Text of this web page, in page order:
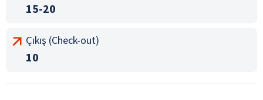
15-20
Çıkış (Check-out)
10